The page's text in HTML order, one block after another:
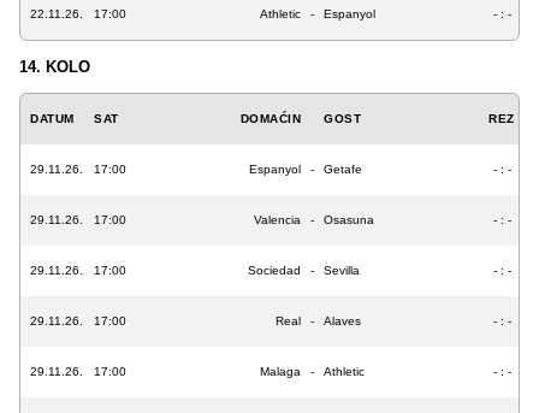
22.11.26. 17:00 Athletic - Espanyol - : -
14. KOLO
DATUM SAT DOMAĆIN GOST REZ
29.11.26. 17:00 Espanyol - Getafe - : -
29.11.26. 17:00 Valencia - Osasuna - : -
29.11.26. 17:00 Sociedad - Sevilla - : -
29.11.26. 17:00 Real - Alaves - : -
29.11.26. 17:00 Malaga - Athletic - : -